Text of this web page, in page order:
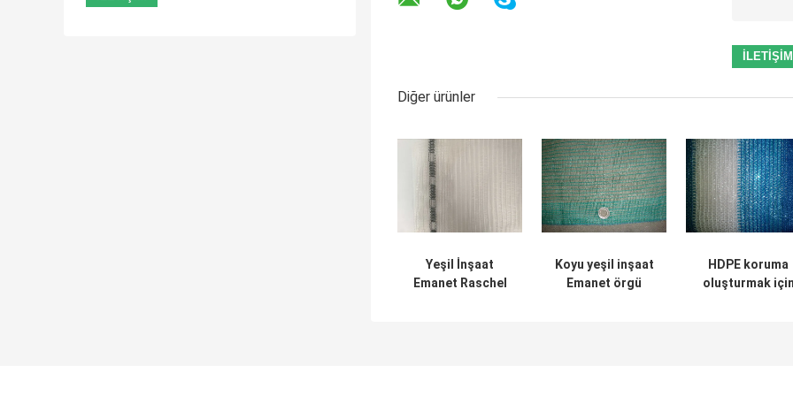
Diğer ürünler
Yeşil İnşaat
Emanet Raschel
Koyu yeşil inşaat
Emanet örgü
HDPE koruma
oluşturmak için